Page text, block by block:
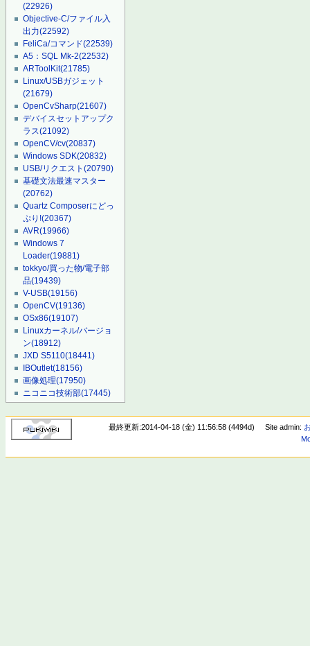
(22926)
Objective-C/ファイル入
出力(22592)
FeliCa/コマンド(22539)
A5：SQL Mk-2(22532)
ARToolKit(21785)
Linux/USBガジェット
(21679)
OpenCvSharp(21607)
デバイスセットアップク
ラス(21092)
OpenCV/cv(20837)
Windows SDK(20832)
USB/リクエスト(20790)
基礎文法最速マスター
(20762)
Quartz Composerにどっ
ぷり!(20367)
AVR(19966)
Windows 7
Loader(19881)
tokkyo/買った物/電子部
品(19439)
V-USB(19156)
OpenCV(19136)
OSx86(19107)
Linuxカーネル/バージョ
ン(18912)
JXD S5110(18441)
IBOutlet(18156)
画像処理(17950)
ニコニコ技術部(17445)
最終更新:2014-04-18 (金) 11:56:58 (4494d) Site admin: